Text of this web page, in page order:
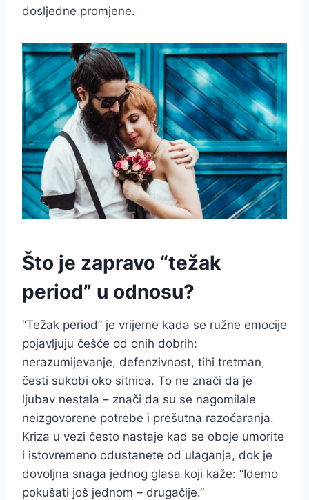
dosljedne promjene.
Što je zapravo “težak
period” u odnosu?
“Težak period” je vrijeme kada se ružne emocije
pojavljuju češće od onih dobrih:
nerazumijevanje, defenzivnost, tihi tretman,
česti sukobi oko sitnica. To ne znači da je
ljubav nestala – znači da su se nagomilale
neizgovorene potrebe i prešutna razočaranja.
Kriza u vezi često nastaje kad se oboje umorite
i istovremeno odustanete od ulaganja, dok je
dovoljna snaga jednog glasa koji kaže: “Idemo
pokušati još jednom – drugačije.”